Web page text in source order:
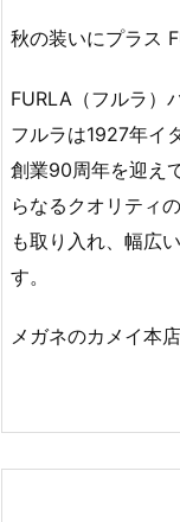
秋の装いにプラス
FURLA（フルラ）
フルラは1927年イ
創業90周年を迎え
らなるクオリティ
も取り入れ、幅広
す。
メガネのカメイ本